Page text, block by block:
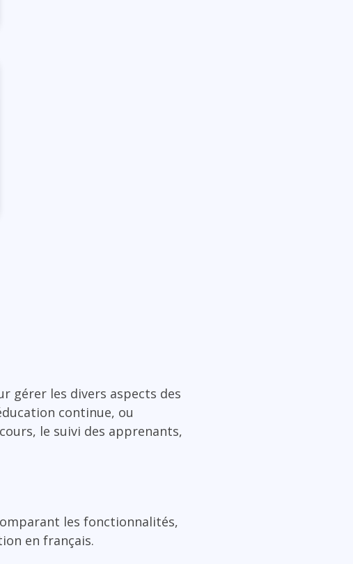
gérer les divers aspects des
continue, ou
le suivi des apprenants,
les fonctionnalités,
en français.